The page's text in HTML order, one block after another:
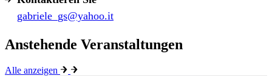
gabriele_gs@yahoo.it
Anstehende Veranstaltungen
Alle anzeigen